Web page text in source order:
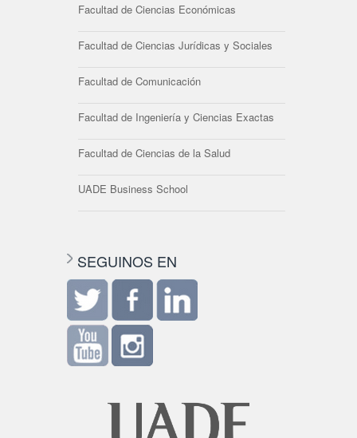
Facultad de Ciencias Económicas
Facultad de Ciencias Jurídicas y Sociales
Facultad de Comunicación
Facultad de Ingeniería y Ciencias Exactas
Facultad de Ciencias de la Salud
UADE Business School
SEGUINOS EN